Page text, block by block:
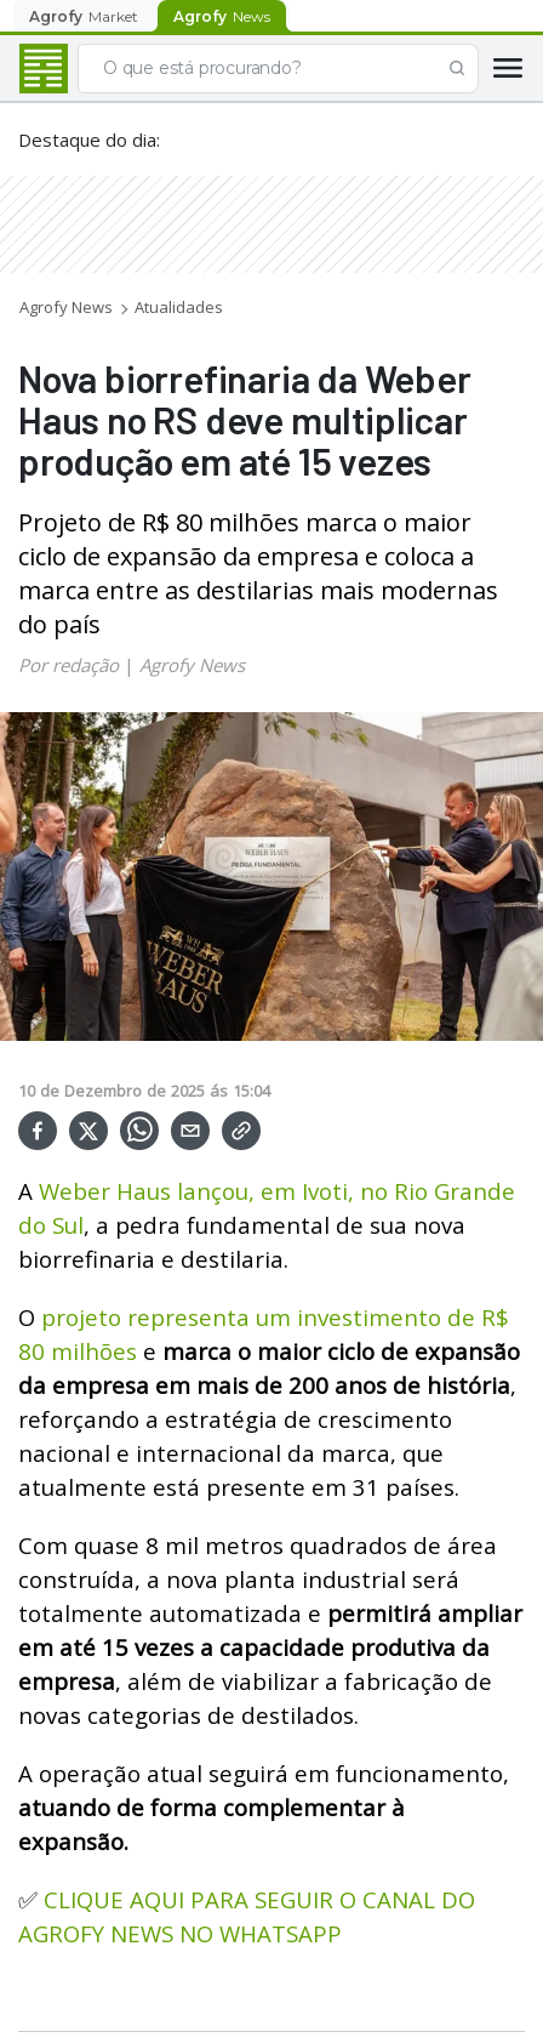
Agrofy Market Agrofy News
Destaque do dia:
Agrofy News Atualidades
Nova biorrefinaria da Weber
Haus no RS deve multiplicar
produção em até 15 vezes
Projeto de R$ 80 milhões marca o maior
ciclo de expansão da empresa e coloca a
marca entre as destilarias mais modernas
do país
Por redação| Agrofy News
10 de Dezembro de 2025 ás 15:04
A Weber Haus lançou, em Ivoti, no Rio Grande
do Sul, a pedra fundamental de sua nova
biorrefinaria e destilaria.
O projeto representa um investimento de R$
80 milhões e marca o maior ciclo de expansão
da empresa em mais de 200 anos de história,
reforçando a estratégia de crescimento
nacional e internacional da marca, que
atualmente está presente em 31 países.
Com quase 8 mil metros quadrados de área
construída, a nova planta industrial será
totalmente automatizada e permitirá ampliar
em até 15 vezes a capacidade produtiva da
empresa, além de viabilizar a fabricação de
novas categorias de destilados.
A operação atual seguirá em funcionamento,
atuando de forma complementar à
expansão.
✅ CLIQUE AQUI PARA SEGUIR O CANAL DO
AGROFY NEWS NO WHATSAPP